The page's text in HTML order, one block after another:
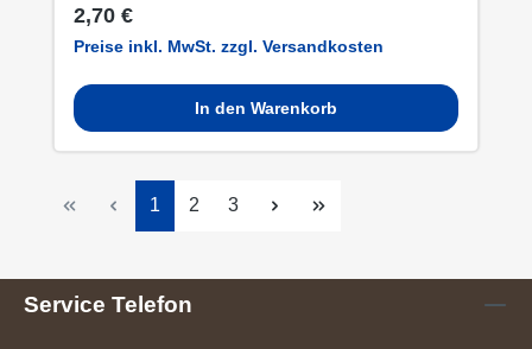
Regulärer Preis:
2,70 €
Preise inkl. MwSt. zzgl. Versandkosten
In den Warenkorb
Seite
1 Seite
2 Seite
3
Service Telefon